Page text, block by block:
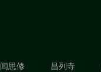
闻思修 昌列寺